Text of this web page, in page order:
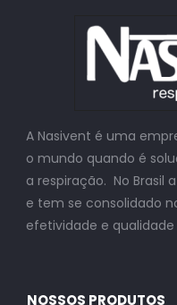
A Nasivent é uma
o mundo quando é
a respiração. No Brasil
e tem se consolidado
efetividade e
NOSSOS PRODUTOS